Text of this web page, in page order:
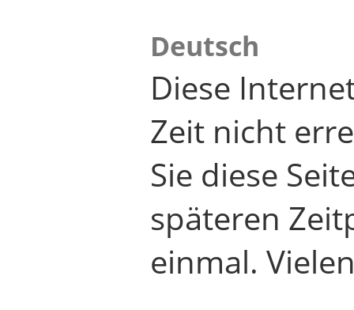
Deutsch
Diese
Zeit nicht
Sie diese
späteren
einmal.